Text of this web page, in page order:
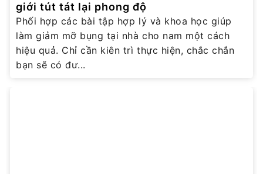
giới tút tát lại phong độ
Phối hợp các bài tập hợp lý và khoa học giúp
làm giảm mỡ bụng tại nhà cho nam một cách
hiệu quả. Chỉ cần kiên trì thực hiện, chắc chắn
bạn sẽ có đư...